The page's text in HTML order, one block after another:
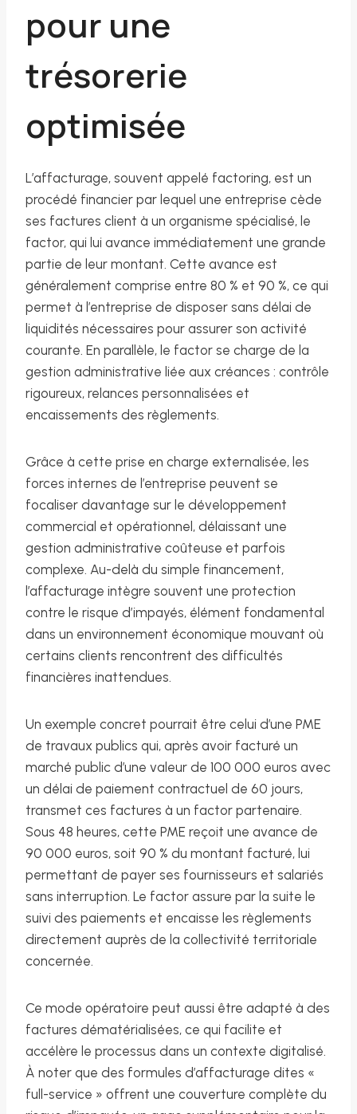
pour une
trésorerie
optimisée
L’affacturage, souvent appelé factoring, est un
procédé financier par lequel une entreprise cède
ses factures client à un organisme spécialisé, le
factor, qui lui avance immédiatement une grande
partie de leur montant. Cette avance est
généralement comprise entre 80 % et 90 %, ce qui
permet à l’entreprise de disposer sans délai de
liquidités nécessaires pour assurer son activité
courante. En parallèle, le factor se charge de la
gestion administrative liée aux créances : contrôle
rigoureux, relances personnalisées et
encaissements des règlements.
Grâce à cette prise en charge externalisée, les
forces internes de l’entreprise peuvent se
focaliser davantage sur le développement
commercial et opérationnel, délaissant une
gestion administrative coûteuse et parfois
complexe. Au-delà du simple financement,
l’affacturage intègre souvent une protection
contre le risque d’impayés, élément fondamental
dans un environnement économique mouvant où
certains clients rencontrent des difficultés
financières inattendues.
Un exemple concret pourrait être celui d’une PME
de travaux publics qui, après avoir facturé un
marché public d’une valeur de 100 000 euros avec
un délai de paiement contractuel de 60 jours,
transmet ces factures à un factor partenaire.
Sous 48 heures, cette PME reçoit une avance de
90 000 euros, soit 90 % du montant facturé, lui
permettant de payer ses fournisseurs et salariés
sans interruption. Le factor assure par la suite le
suivi des paiements et encaisse les règlements
directement auprès de la collectivité territoriale
concernée.
Ce mode opératoire peut aussi être adapté à des
factures dématérialisées, ce qui facilite et
accélère le processus dans un contexte digitalisé.
À noter que des formules d’affacturage dites «
full-service » offrent une couverture complète du